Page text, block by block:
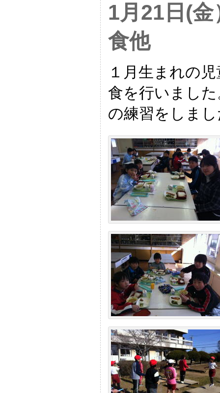
1月21日(
食他
１月生まれの
食を行いまし
の練習をしま